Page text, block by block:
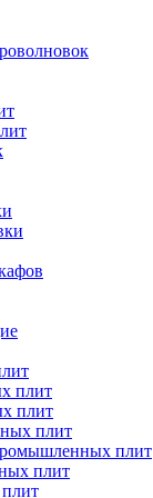
плит
плит
плит
плит
плит